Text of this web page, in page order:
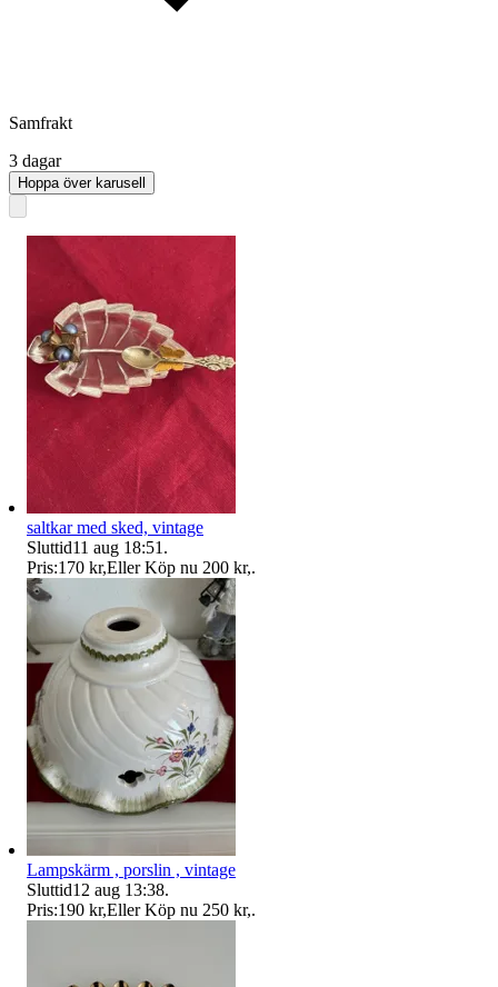
Samfrakt
3 dagar
Hoppa över karusell
saltkar med sked, vintage
Sluttid11 aug 18:51 .
Pris:170 kr,Eller Köp nu 200 kr,.
Lampskärm , porslin , vintage
Sluttid12 aug 13:38.
Pris:190 kr,Eller Köp nu 250 kr,.